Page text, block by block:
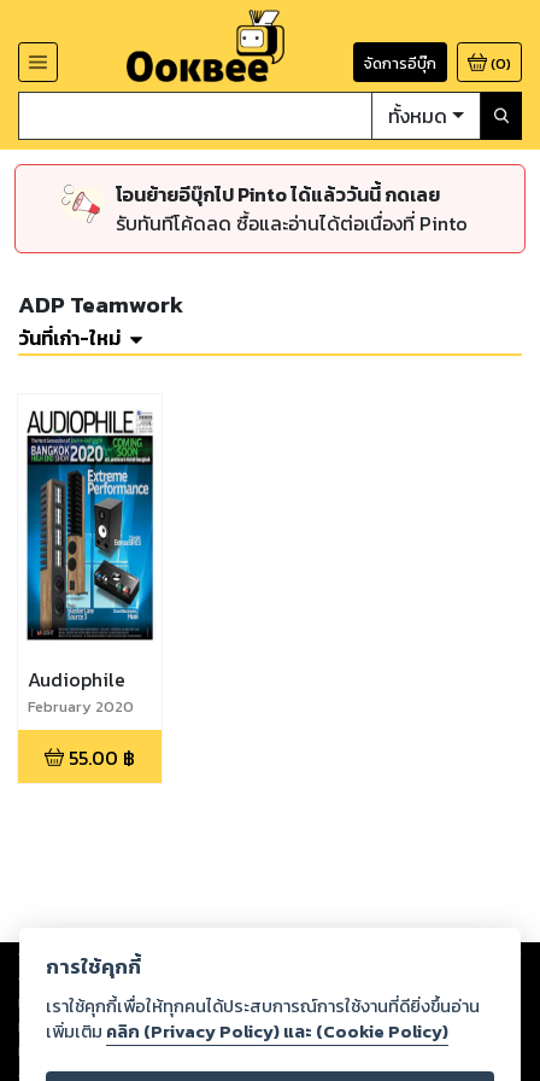
จัดการอีบุ๊ก (0)
ทั้งหมด
โอนย้ายอีบุ๊กไป Pinto ได้แล้ววันนี้ กดเลย
รับทันทีโค้ดลด ซื้อและอ่านได้ต่อเนื่องที่ Pinto
ADP Teamwork
วันที่เก่า-ใหม่
Audiophile
February 2020
55.00 ฿
Copyright © 2026
ต่อผลงานหรือเนื้อหาใดที่อัปโหลดผ่านเว็บไซต์และปรากฏว่าละเมิดสิทธิใน
ทรัพย์สินทางปัญญาของบุคคลอื่นหรือขัดต่อกฎหมายและศีลธรรม ดังนั้น ผู้อ่าน
ทุกท่านโปรดใช้วิจารณญาณในการกลั่นกรองด้วยตนเอง และหากท่านพบว่าส่วน
หนึ่งส่วนใดขัดต่อกฎหมายและศีลธรรม กรุณาแจ้งมายังบริษัท เพื่อทีมงานจะได้
ดำเนินการในทันที ทั้งนี้ ทางสตอรี่ล็อกขอสงวนลิขสิทธิ์ตามพระราชบัญญัติ
การใช้คุกกี้
เราใช้คุกกี้เพื่อให้ทุกคนได้ประสบการณ์การใช้งานที่ดียิ่งขึ้นอ่าน
เพิ่มเติม คลิก (Privacy Policy) และ (Cookie Policy)